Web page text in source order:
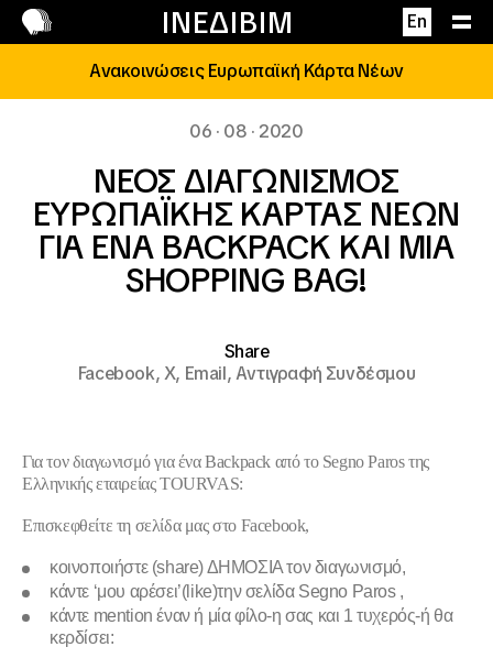
ΙΝΕΔΙΒΙΜ En
Επικοινωνία
Ανακοινώσεις Ευρωπαϊκή Κάρτα Νέων
06 · 08 · 2020
ΝΕΟΣ ΔΙΑΓΩΝΙΣΜΟΣ
ΕΥΡΩΠΑΪΚΗΣ ΚΑΡΤΑΣ ΝΕΩΝ
ΓΙΑ ΕΝΑ BACKPACK ΚΑΙ ΜΙΑ
SHOPPING BAG!
Share
Facebook,X, Email,Αντιγραφή Συνδέσμου
Για τον διαγωνισμό για έναBackpack από το Segno Paros της
Ελληνικής εταιρείας TOURVAS:
Επισκεφθείτε τη σελίδα μας στο Facebook,
κοινοποιήστε (share) ΔΗΜΟΣΙΑ τον διαγωνισμό,
κάντε ‘μου αρέσει’(like)την σελίδα Segno Paros,
κάντε mention έναν ή μία φίλο-η σας και 1 τυχερός-ή θα
κερδίσει: